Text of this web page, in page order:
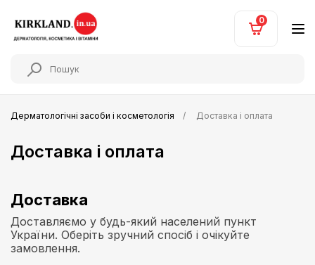
0
Дерматологічні засоби і косметологія Доставка і оплата
Доставка і оплата
Доставка
Доставляємо у будь-який населений пункт
України. Оберіть зручний спосіб і очікуйте
замовлення.